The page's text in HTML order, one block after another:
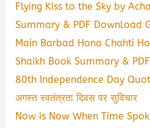
Flying Kiss to the Sky by
Summary & PDF Download
Main Barbad Hona Chahti
Shaikh Book Summary &
80th Independence Day
अगस्त स्वतंत्रता दिवस पर सुविचार
Now is Now When Time